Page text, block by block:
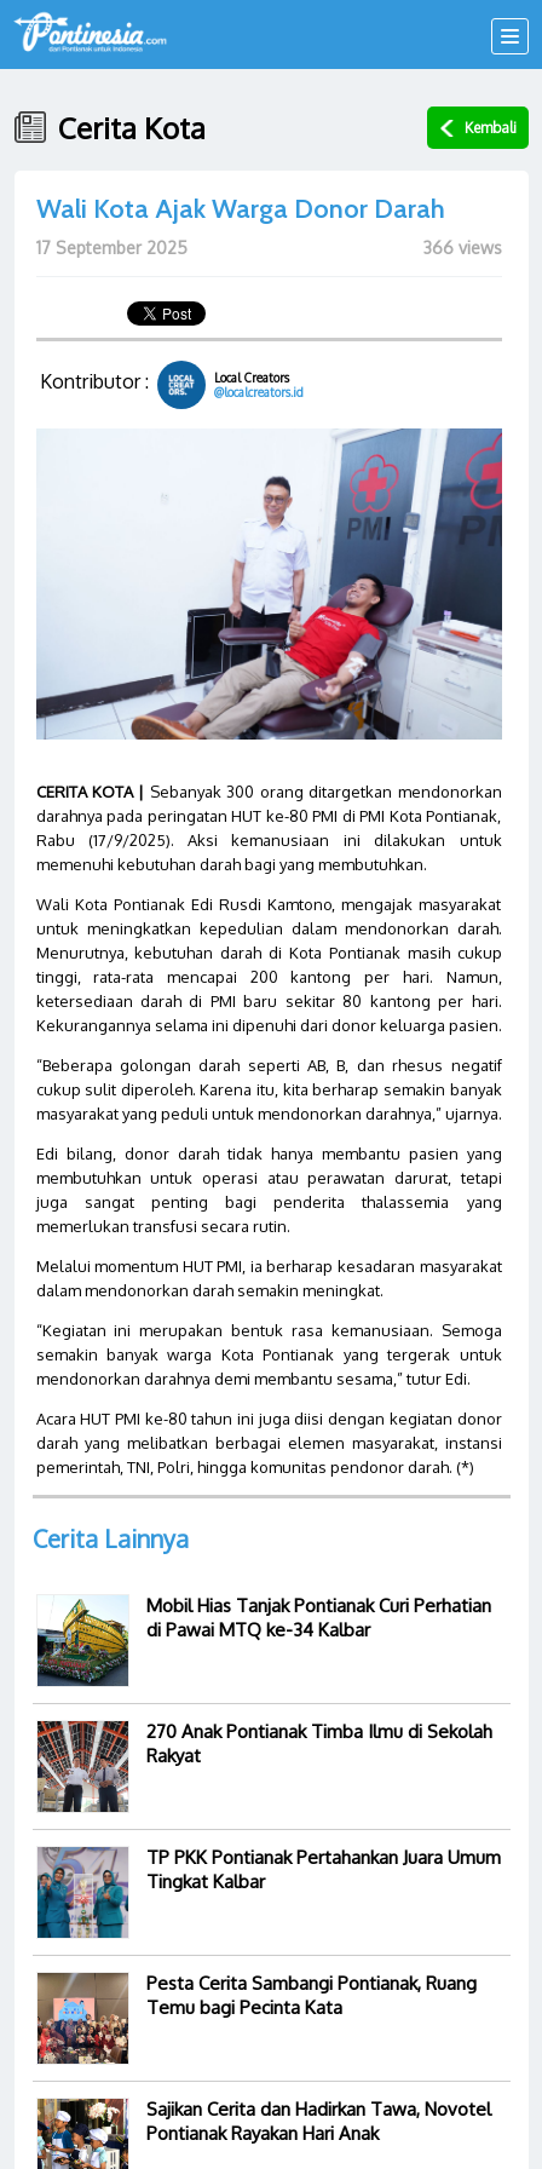
Cerita Kota Kembali
Wali Kota Ajak Warga Donor Darah
17 September 2025 366 views
Kontributor :
Local Creators
@localcreators.id
CERITA KOTA | Sebanyak 300 orang ditargetkan mendonorkan
darahnya pada peringatan HUT ke-80 PMI di PMI Kota Pontianak,
Rabu (17/9/2025). Aksi kemanusiaan ini dilakukan untuk
memenuhi kebutuhan darah bagi yang membutuhkan.
Wali Kota Pontianak Edi Rusdi Kamtono, mengajak masyarakat
untuk meningkatkan kepedulian dalam mendonorkan darah.
Menurutnya, kebutuhan darah di Kota Pontianak masih cukup
tinggi, rata-rata mencapai 200 kantong per hari. Namun,
ketersediaan darah di PMI baru sekitar 80 kantong per hari.
Kekurangannya selama ini dipenuhi dari donor keluarga pasien.
“Beberapa golongan darah seperti AB, B, dan rhesus negatif
cukup sulit diperoleh. Karena itu, kita berharap semakin banyak
masyarakat yang peduli untuk mendonorkan darahnya,” ujarnya.
Edi bilang, donor darah tidak hanya membantu pasien yang
membutuhkan untuk operasi atau perawatan darurat, tetapi
juga sangat penting bagi penderita thalassemia yang
memerlukan transfusi secara rutin.
Melalui momentum HUT PMI, ia berharap kesadaran masyarakat
dalam mendonorkan darah semakin meningkat.
“Kegiatan ini merupakan bentuk rasa kemanusiaan. Semoga
semakin banyak warga Kota Pontianak yang tergerak untuk
mendonorkan darahnya demi membantu sesama,” tutur Edi.
Acara HUT PMI ke-80 tahun ini juga diisi dengan kegiatan donor
darah yang melibatkan berbagai elemen masyarakat, instansi
pemerintah, TNI, Polri, hingga komunitas pendonor darah. (*)
Cerita Lainnya
Mobil Hias Tanjak Pontianak Curi Perhatian
di Pawai MTQ ke-34 Kalbar
270 Anak Pontianak Timba Ilmu di Sekolah
Rakyat
TP PKK Pontianak Pertahankan Juara Umum
Tingkat Kalbar
Pesta Cerita Sambangi Pontianak, Ruang
Temu bagi Pecinta Kata
Sajikan Cerita dan Hadirkan Tawa, Novotel
Pontianak Rayakan Hari Anak